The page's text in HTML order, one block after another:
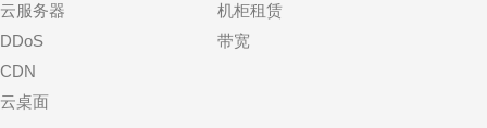
云服务器
DDoS
CDN
云桌面
机柜租赁
带宽